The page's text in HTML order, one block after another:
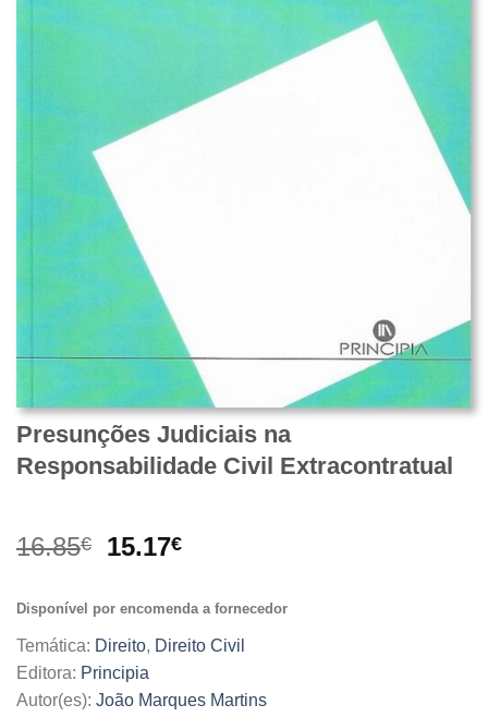
Presunções Judiciais na
Responsabilidade Civil Extracontratual
16.85€
O
original
16.85€.
15.17€O
atual
15.17€.
Disponível por encomenda a fornecedor
Temática: Direito, Direito Civil
Editora: Principia
Autor(es): João Marques Martins